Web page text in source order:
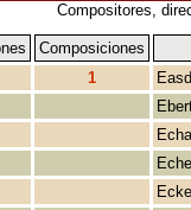
Compositores,
Composiciones
1